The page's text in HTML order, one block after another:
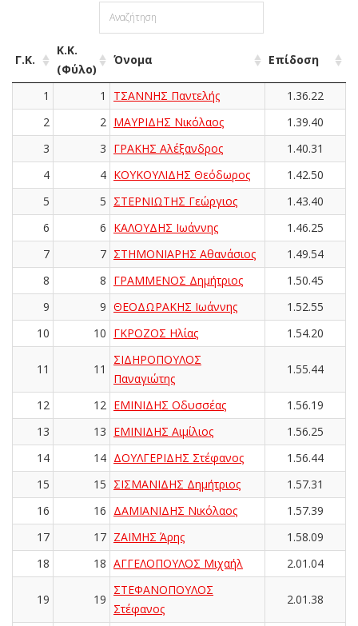
Γ.Κ.
Κ.Κ.
(Φύλο)
Όνομα Επίδοση
1 1 ΤΣΑΝΝΗΣ Παντελής
1.36.22
2
2 ΜΑΥΡΙΔΗΣ Νικόλαος
1.39.40
3
3 ΓΡΑΚΗΣ Αλέξανδρος
1.40.31
4
4 ΚΟΥΚΟΥΛΙΔΗΣ Θεόδωρος
1.42.50
5
5 ΣΤΕΡΝΙΩΤΗΣ Γεώργιος
1.43.40
6
6 ΚΑΛΟΥΔΗΣ Ιωάννης
1.46.25
7
7 ΣΤΗΜΟΝΙΑΡΗΣ Αθανάσιος
1.49.54
8
8 ΓΡΑΜΜΕΝΟΣ Δημήτριος
1.50.45
9
9 ΘΕΟΔΩΡΑΚΗΣ Ιωάννης
1.52.55
10
10 ΓΚΡΟΖΟΣ Ηλίας 1.54.20
11 11
ΣΙΔΗΡΟΠΟΥΛΟΣ
Παναγιώτης
1.55.44
12 12 ΕΜΙΝΙΔΗΣ Οδυσσέας
1.56.19
13
13 ΕΜΙΝΙΔΗΣ Αιμίλιος
1.56.25
14
14 ΔΟΥΛΓΕΡΙΔΗΣ Στέφανος
1.56.44
15
15 ΣΙΣΜΑΝΙΔΗΣ Δημήτριος
1.57.31
16
16 ΔΑΜΙΑΝΙΔΗΣ Νικόλαος
1.57.39
17
17 ΖΑΪΜΗΣ Άρης
1.58.09
18
18 ΑΓΓΕΛΟΠΟΥΛΟΣ Μιχαήλ 2.01.04
19 19
ΣΤΕΦΑΝΟΠΟΥΛΟΣ
Στέφανος
2.01.38